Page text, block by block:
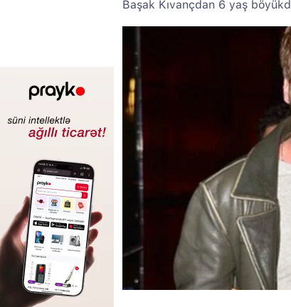
Başak Kıvançdan 6 yaş